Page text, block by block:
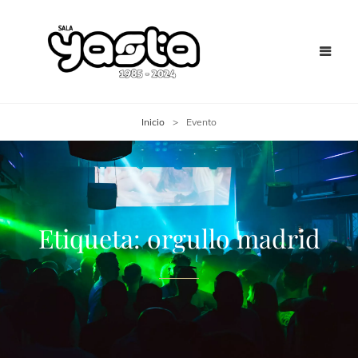
Inicio > Evento
Etiqueta:orgullo madrid